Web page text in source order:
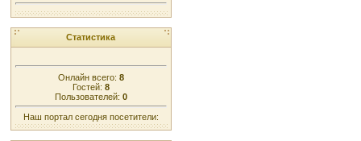
Статистика
Онлайн всего: 8
Гостей: 8
Пользователей: 0
Наш портал сегодня посетители: